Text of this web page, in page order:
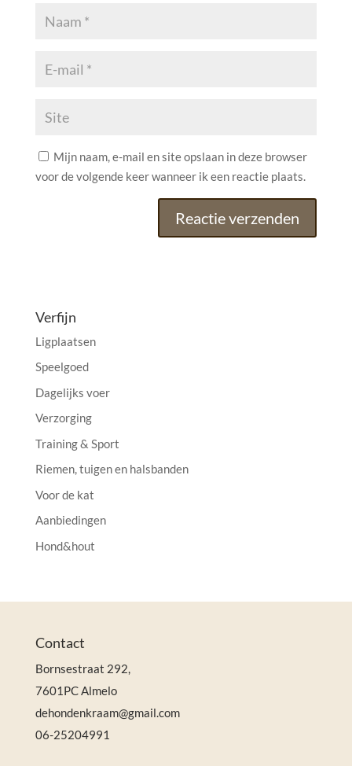
Mijn naam, e-mail en site opslaan in deze browser
voor de volgende keer wanneer ik een reactie plaats.
r
n
a
v
e
:
Verfijn
Ligplaatsen
Speelgoed
Dagelijks voer
Verzorging
Training & Sport
Riemen, tuigen en halsbanden
Voor de kat
Aanbiedingen
Hond&hout
Contact
Bornsestraat 292,
7601PC Almelo
dehondenkraam@gmail.com
06-25204991